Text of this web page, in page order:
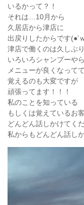
いるかって？！
それは…10月から
久居店から津店に
出戻りしたからです(●’ｗ
津店で働くのは久しぶ
いろいろシャンプーやら
メニューが良くなってて
覚えるのも大変ですが
頑張ってます！！！
私のことを知っている
もしくは覚えているお
どんどん話しかけてく
私からもどんどん話し